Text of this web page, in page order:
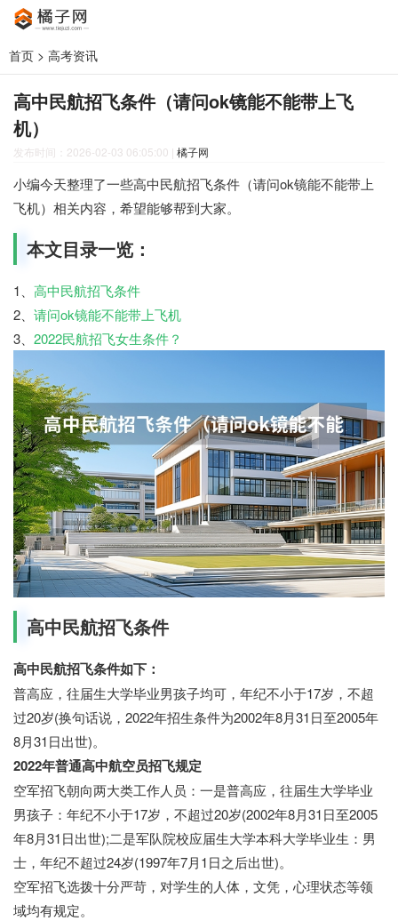
首页 > 高考资讯
高中民航招飞条件（请问ok镜能不能带上飞
机）
发布时间：2026-02-03 06:05:00 | 橘子网
小编今天整理了一些高中民航招飞条件（请问ok镜能不能带上
飞机）相关内容，希望能够帮到大家。
本文目录一览：
1、 高中民航招飞条件
2、 请问ok镜能不能带上飞机
3、 2022民航招飞女生条件？
高中民航招飞条件
高中民航招飞条件如下：
普高应，往届生大学毕业男孩子均可，年纪不小于17岁，不超
过20岁(换句话说，2022年招生条件为2002年8月31日至2005年
8月31日出世)。
2022年普通高中航空员招飞规定
空军招飞朝向两大类工作人员：一是普高应，往届生大学毕业
男孩子：年纪不小于17岁，不超过20岁(2002年8月31日至2005
年8月31日出世);二是军队院校应届生大学本科大学毕业生：男
士，年纪不超过24岁(1997年7月1日之后出世)。
空军招飞选拨十分严苛，对学生的人体，文凭，心理状态等领
域均有规定。